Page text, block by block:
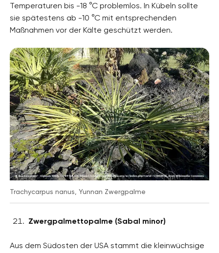
Temperaturen bis -18 °C problemlos. In Kübeln sollte
sie spätestens ab -10 °C mit entsprechenden
Maßnahmen vor der Kälte geschützt werden.
Trachycarpus nanus, Yunnan Zwergpalme
Zwergpalmettopalme (Sabal minor)
Aus dem Südosten der USA stammt die kleinwüchsige